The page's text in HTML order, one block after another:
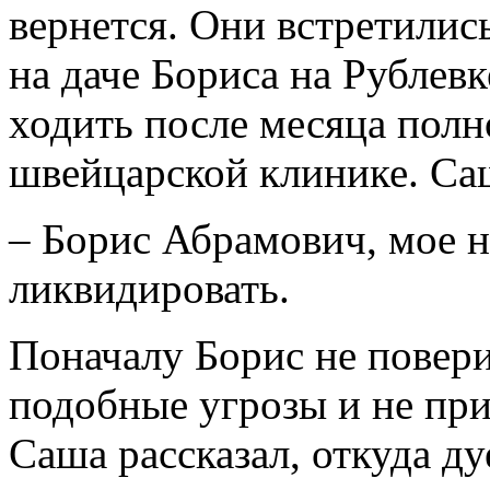
вернется. Они
на даче Бориса на
ходить после месяца
швейцарской клинике.
– Борис Абрамович, мое
ликвидировать.
Поначалу Борис не
подобные угрозы и не
Саша рассказал, откуда